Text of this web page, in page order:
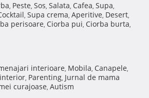
, Peste, Sos, Salata, Cafea, Supa,
, Supa crema, Aperitive, Desert,
perisoare, Ciorba pui, Ciorba burta,
interioare, Mobila, Canapele,
, Parenting, Jurnal de mama
curajoase, Autism